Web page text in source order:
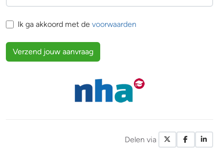
Ik ga akkoord met de voorwaarden
Verzend jouw aanvraag
Delen via X /